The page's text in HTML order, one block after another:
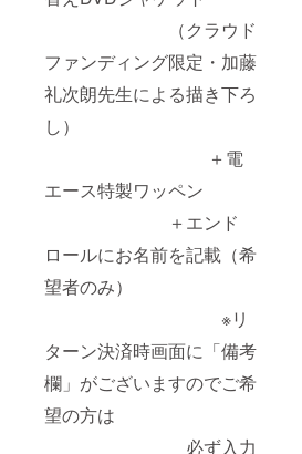
（クラウド
ファンディング限定・加藤
礼次朗先生による描き下ろ
し）
＋電
エース特製ワッペン
＋エンド
ロールにお名前を記載（希
望者のみ）
※リ
ターン決済時画面に「備考
欄」がございますのでご希
望の方は
必ず入力